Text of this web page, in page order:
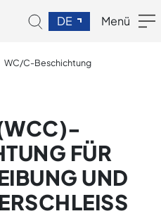
DE Menü
WC/C-Beschichtung
FÜR
UND